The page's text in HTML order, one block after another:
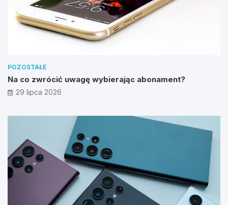
POZOSTAŁE
Na co zwrócić uwagę wybierając abonament?
29 lipca 2026